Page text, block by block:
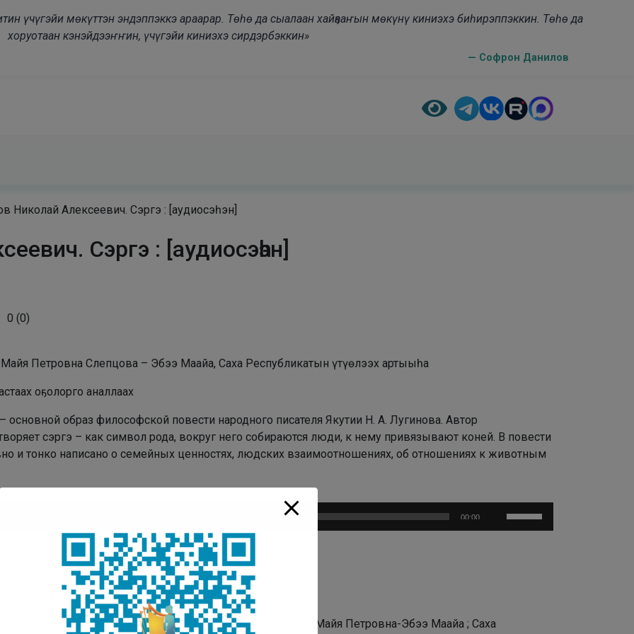
үчүгэйи мөкүттэн эндэппэккэ араарар. Төһө да сыалаан хайҕааҥын мөкүнү киниэхэ биһирэппэккин. Төһө да
хоруотаан кэнэйдээҥҥин, үчүгэйи киниэхэ сирдэрбэккин»
— Софрон Данилов
Николай Алексеевич. Сэргэ : [аудиосэһэн]
Сэргэ : [аудиосэһэн]
0 (0)
Майя Петровна Слепцова – Эбээ Маайа, Саха Республикатын үтүөлээх артыыһа
оҕолорго аналлаах
основной образ философской повести народного писателя Якутии Н. А. Лугинова. Автор
сэргэ – как символ рода, вокруг него собираются люди, к нему привязывают коней. В повести
и тонко написано о семейных ценностях, людских взаимоотношениях, об отношениях к животным
00:00
Николай Алексеевич.
[сэһэн : аудиозапись] / Николай Лугинов ; ааҕар Слепцова Майя Петровна-Эбээ Маайа ; Саха